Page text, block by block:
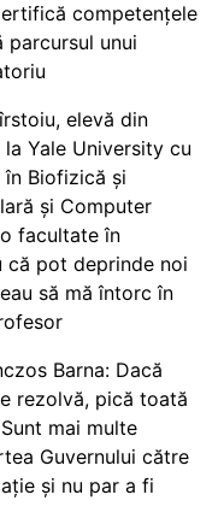
competențele
parcursul unui
elevă din
Yale University cu
Biofizică și
și Computer
facultate în
că pot deprinde noi
să mă întorc în
Barna: Dacă
rezolvă, pică toată
mai multe
Guvernului către
și nu par a fi